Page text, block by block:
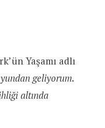
Yaşamı adlı
geliyorum.
altında